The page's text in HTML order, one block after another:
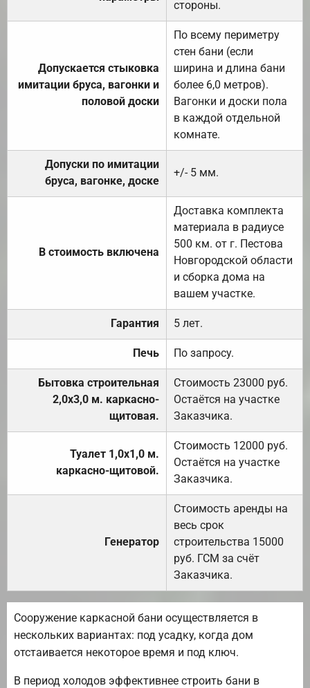
стороны.
Допускается стыковка
имитации бруса, вагонки и
половой доски
По всему периметру
стен бани (если
ширина и длина бани
более 6,0 метров).
Вагонки и доски пола
в каждой отдельной
комнате.
Допуски по имитации
бруса, вагонке, доске
+/- 5 мм.
В стоимость включена
Доставка комплекта
материала в радиусе
500 км. от г. Пестова
Новгородской области
и сборка дома на
вашем участке.
Гарантия 5 лет.
Печь По запросу.
Бытовка строительная
2,0х3,0 м. каркасно-
щитовая.
Стоимость 23000 руб.
Остаётся на участке
Заказчика.
Туалет 1,0х1,0 м.
каркасно-щитовой.
Стоимость 12000 руб.
Остаётся на участке
Заказчика.
Генератор
Стоимость аренды на
весь срок
строительства 15000
руб. ГСМ за счёт
Заказчика.
Сооружение каркасной бани осуществляется в
нескольких вариантах: под усадку, когда дом
отстаивается некоторое время и под ключ.
В период холодов эффективнее строить бани в